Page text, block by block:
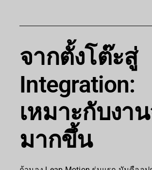
จากตั้งโต๊ะสู่
Integration:
เหมาะกับงา
มากขึ้น